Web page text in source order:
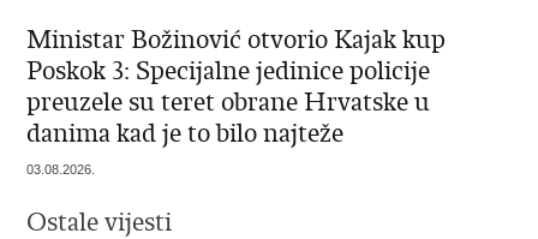
Ministar Božinović otvorio Kajak kup
Poskok 3: Specijalne jedinice policije
preuzele su teret obrane Hrvatske u
danima kad je to bilo najteže
03.08.2026.
Ostale vijesti